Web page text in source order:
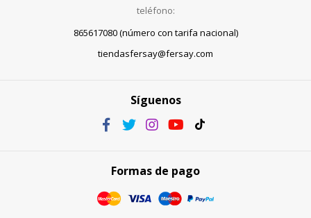
teléfono:
865617080 (número con tarifa nacional)
tiendasfersay@fersay.com
Síguenos
Formas de pago